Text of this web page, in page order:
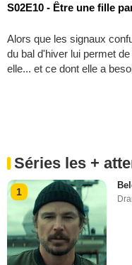
S02E10 - Être une fille
Alors que les signaux
du bal d'hiver lui permet
elle... et ce dont elle a
Séries les +
1